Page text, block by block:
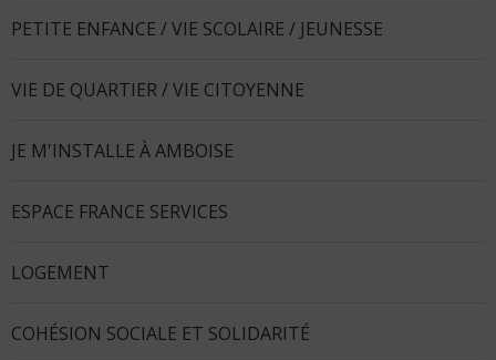
PETITE ENFANCE / VIE SCOLAIRE / JEUNESSE
VIE DE QUARTIER / VIE CITOYENNE
JE M'INSTALLE À AMBOISE
ESPACE FRANCE SERVICES
LOGEMENT
COHÉSION SOCIALE ET SOLIDARITÉ